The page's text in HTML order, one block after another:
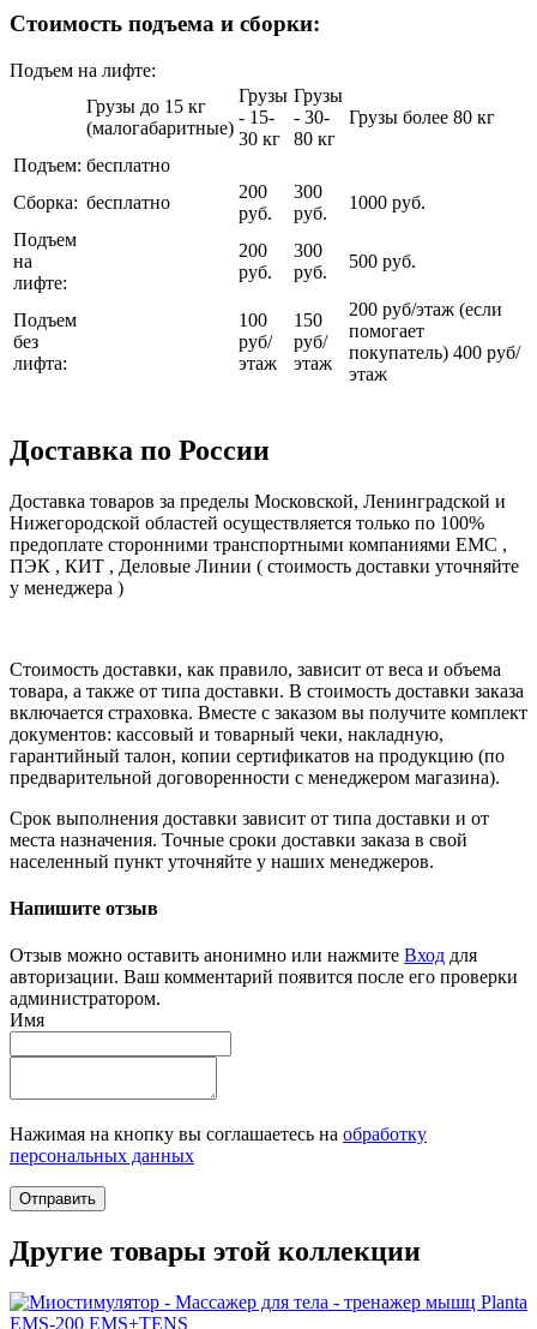
Стоимость подъема и сборки:
Подъем на лифте:
Грузы до 15 кг
(малогабаритные)
Грузы
- 15-
30 кг
Грузы
- 30-
80 кг
Грузы более 80 кг
Подъем: бесплатно
Сборка: бесплатно
200
руб.
300
руб.
1000 руб.
Подъем
на
лифте:
200
руб.
300
руб.
500 руб.
Подъем
без
лифта:
100
руб/
этаж
150
руб/
этаж
200 руб/этаж (если
помогает
покупатель) 400 руб/
этаж
Доставка по России
Доставка товаров за пределы Московской, Ленинградской и
Нижегородской областей осуществляется только по 100%
предоплате сторонними транспортными компаниями ЕМС ,
ПЭК , КИТ , Деловые Линии ( стоимость доставки уточняйте
у менеджера )
Стоимость доставки, как правило, зависит от веса и объема
товара, а также от типа доставки. В стоимость доставки заказа
включается страховка. Вместе с заказом вы получите комплект
документов: кассовый и товарный чеки, накладную,
гарантийный талон, копии сертификатов на продукцию (по
предварительной договоренности с менеджером магазина).
Срок выполнения доставки зависит от типа доставки и от
места назначения. Точные сроки доставки заказа в свой
населенный пункт уточняйте у наших менеджеров.
Напишите отзыв
Отзыв можно оставить анонимно или нажмите Вход для
авторизации. Ваш комментарий появится после его проверки
администратором.
Имя
Нажимая на кнопку вы соглашаетесь на обработку
персональных данных
Отправить
Другие товары этой коллекции